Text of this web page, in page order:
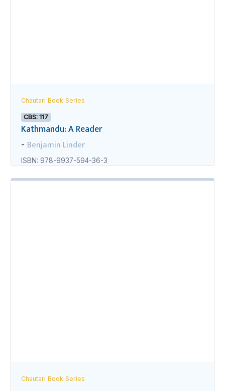
Chautari Book Series
CBS: 117
Kathmandu: A Reader
- Benjamin Linder
ISBN: 978-9937-594-36-3
Chautari Book Series